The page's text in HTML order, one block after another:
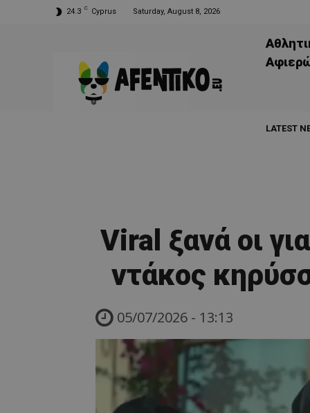
24.3 C Cyprus Saturday, August 8, 2026
LATEST
Viral ξανά οι
ντάκος
05/07/2026 - 13:13